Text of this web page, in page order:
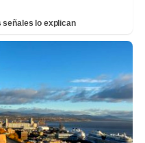
señales lo explican